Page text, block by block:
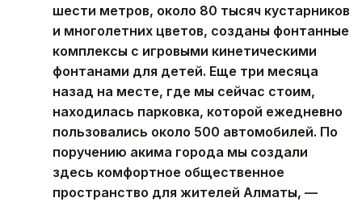
шести метров, около 80 тысяч кустарников
и многолетних цветов, созданы фонтанные
комплексы с игровыми кинетическими
фонтанами для детей. Еще три месяца
назад на месте, где мы сейчас стоим,
находилась парковка, которой ежедневно
пользовались около 500 автомобилей. По
поручению акима города мы создали
здесь комфортное общественное
пространство для жителей Алматы, —